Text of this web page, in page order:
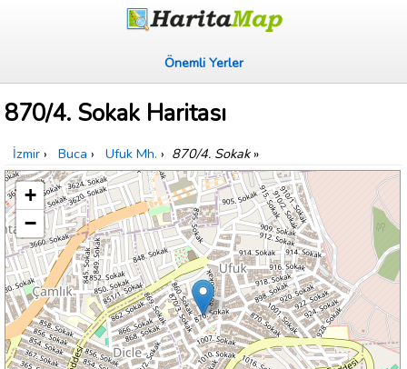
Önemli Yerler
870/4. Sokak Haritası
İzmir › Buca › Ufuk Mh. › 870/4. Sokak»
+
−